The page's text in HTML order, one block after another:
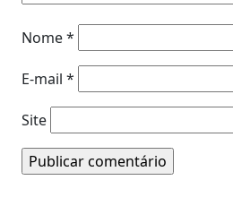
Nome*
E-mail *
Site